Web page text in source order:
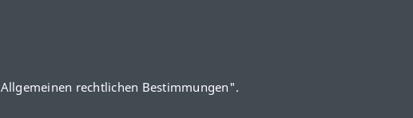
Allgemeinen rechtlichen Bestimmungen".